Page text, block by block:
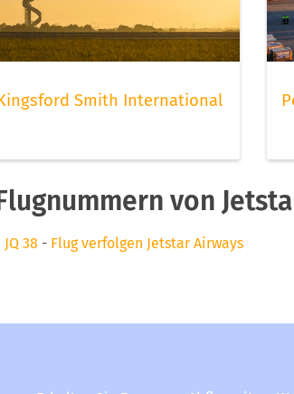
Smith International
von
JQ 38 - Flug verfolgen Jetstar Airways